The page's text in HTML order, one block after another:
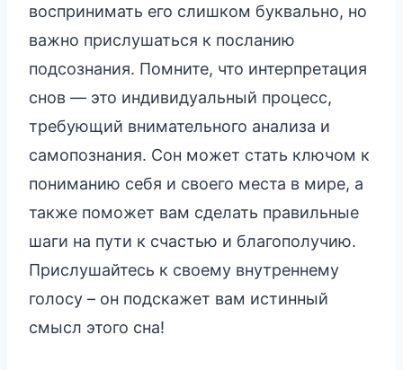
воспринимать его слишком буквально, но
важно прислушаться к посланию
подсознания. Помните, что интерпретация
снов — это индивидуальный процесс,
требующий внимательного анализа и
самопознания. Сон может стать ключом к
пониманию себя и своего места в мире, а
также поможет вам сделать правильные
шаги на пути к счастью и благополучию.
Прислушайтесь к своему внутреннему
голосу – он подскажет вам истинный
смысл этого сна!